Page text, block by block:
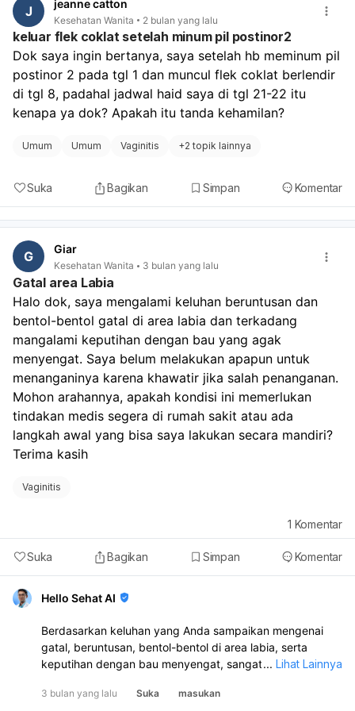
pemeriksaan fisik dan mungkin menyarankan
pemeriksaan penunjang jika diperlukan, untuk
memastikan penyebabnya dan memberikan penanganan
yang tepat. Anda bisa berkonsultasi dengan dokter
umum terlebih dahulu atau langsung mengunjungi dokter
spesialis kandungan (ginekolog) untuk mendapatkan
penanganan yang sesuai.
J jeanne catton
Kesehatan Wanita 2 bulan yang lalu
keluar flek coklat setelah minum pil postinor2
Dok saya ingin bertanya, saya setelah hb meminum pil
postinor 2 pada tgl 1 dan muncul flek coklat berlendir
di tgl 8, padahal jadwal haid saya di tgl 21-22 itu
kenapa ya dok? Apakah itu tanda kehamilan?
Umum Umum Vaginitis +2 topik lainnya
Suka Bagikan Simpan Komentar
G Giar
Kesehatan Wanita 3 bulan yang lalu
Gatal area Labia
Halo dok, saya mengalami keluhan beruntusan dan
bentol-bentol gatal di area labia dan terkadang
mangalami keputihan dengan bau yang agak
menyengat. Saya belum melakukan apapun untuk
menanganinya karena khawatir jika salah penanganan.
Mohon arahannya, apakah kondisi ini memerlukan
tindakan medis segera di rumah sakit atau ada
langkah awal yang bisa saya lakukan secara mandiri?
Terima kasih
Vaginitis
Suka Bagikan Simpan Komentar
1 Komentar
Hello Sehat AI
Berdasarkan keluhan yang Anda sampaikan mengenai
gatal, beruntusan, bentol-bentol di area labia, serta
keputihan dengan bau menyengat, sangat disarankan
memerlukan evaluasi medis untuk mengetahui penyebab
... Lihat Lainnya
3 bulan yang lalu Suka masukan